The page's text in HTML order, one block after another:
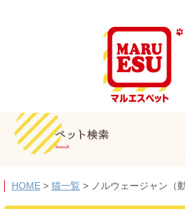
HOME> 猫一覧 > ノルウェージャン（